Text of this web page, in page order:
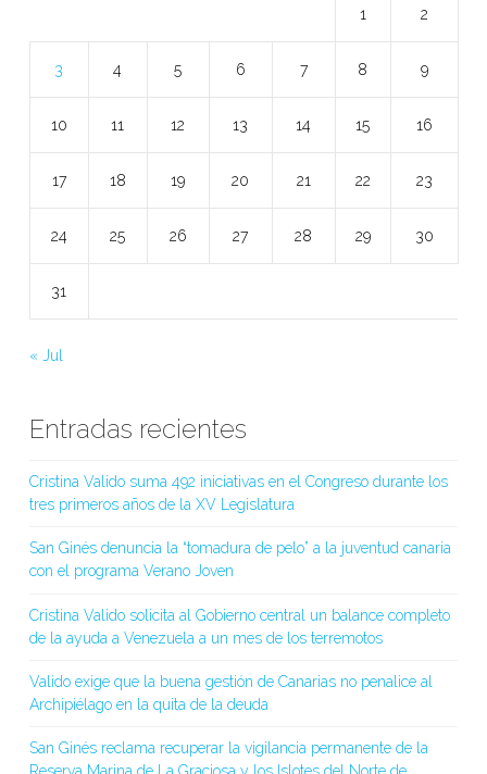
1 2
3 4 5 6 7 8 9
10 11 12 13 14 15 16
17 18 19 20 21 22 23
24 25 26 27 28 29 30
31
« Jul
Entradas recientes
Cristina Valido suma 492 iniciativas en el Congreso durante los
tres primeros años de la XV Legislatura
San Ginés denuncia la “tomadura de pelo” a la juventud canaria
con el programa Verano Joven
Cristina Valido solicita al Gobierno central un balance completo
de la ayuda a Venezuela a un mes de los terremotos
Valido exige que la buena gestión de Canarias no penalice al
Archipiélago en la quita de la deuda
San Ginés reclama recuperar la vigilancia permanente de la